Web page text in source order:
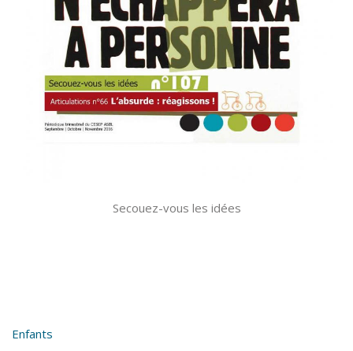
Secouez-vous les idées
Enfants